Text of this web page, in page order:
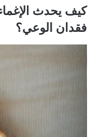
كيف يحدث
فقدان الوعي؟